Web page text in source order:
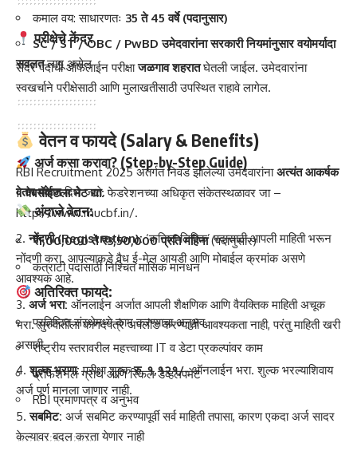
परीक्षेचे केंद्र
सदर पदाची ऑफलाईन परीक्षाजळगाव शहरातघेतली जाईल. उमेदवारांना
स्वखर्चाने परीक्षेसाठी आणि मुलाखतीसाठी उपस्थित राहावे लागेल.
अर्ज कसा करावा? (Step-by-Step Guide)
वेबसाईटला भेट द्या:फेडरेशनच्या अधिकृत संकेतस्थळावर जा –
http://www.mucbf.in/.
नोंदणी (Registration):‘कनिष्ठ लिपिक’ पदासाठी आपली माहिती भरून
नोंदणी करा. आपल्याकडे वैध ई-मेल आयडी आणि मोबाईल क्रमांक असणे
आवश्यक आहे.
अर्ज भरा: ऑनलाईन अर्जात आपली शैक्षणिक आणि वैयक्तिक माहिती अचूक
भरा. सुरुवातीला कागदपत्रे अपलोड करण्याची आवश्यकता नाही, परंतु माहिती खरी
असावी.
शुल्क भरणा:परीक्षा शुल्करु. १,१२१/-ऑनलाईन भरा. शुल्क भरल्याशिवाय
अर्ज पूर्ण मानला जाणार नाही.
सबमिट: अर्ज सबमिट करण्यापूर्वी सर्व माहिती तपासा, कारण एकदा अर्ज सादर
केल्यावर बदल करता येणार नाही
कमाल वय: साधारणतः 35 ते 45 वर्षे (पदानुसार)
SC / ST / OBC / PwBD उमेदवारांना सरकारी नियमांनुसार वयोमर्यादा
सवलतलागू असेल
वेतन व फायदे (Salary & Benefits)
RBI Recruitment 2025 अंतर्गत निवड झालेल्या उमेदवारांनाअत्यंत आकर्षक
वेतन पॅकेजदिले जाते.
अंदाजे वेतन:
₹1,00,000 ते ₹3,50,000 प्रति महिना(पदानुसार)
कंत्राटी पदांसाठी निश्चित मासिक मानधन
अतिरिक्त फायदे:
प्रतिष्ठित संस्थेमध्ये काम करण्याचा अनुभव
राष्ट्रीय स्तरावरील महत्त्वाच्या IT व डेटा प्रकल्पांवर काम
प्रोफेशनल ग्रोथ आणि स्किल डेव्हलपमेंट
RBI प्रमाणपत्र व अनुभव